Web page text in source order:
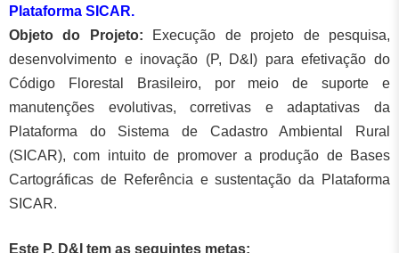
Plataforma SICAR.
Objeto do Projeto: Execução de projeto de pesquisa,
desenvolvimento e inovação (P, D&I) para efetivação do
Código Florestal Brasileiro, por meio de suporte e
manutenções evolutivas, corretivas e adaptativas da
Plataforma do Sistema de Cadastro Ambiental Rural
(SICAR), com intuito de promover a produção de Bases
Cartográficas de Referência e sustentação da Plataforma
SICAR.
Este P, D&I tem as seguintes metas: